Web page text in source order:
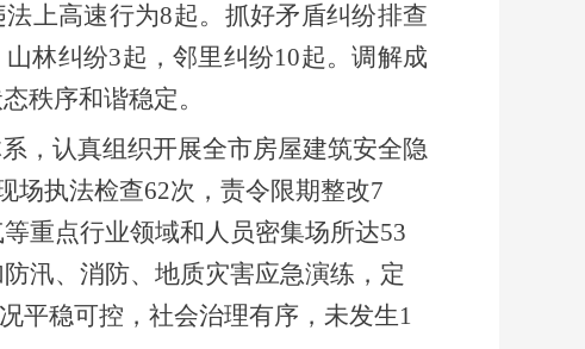
上高速行为8起。 抓好矛盾纠纷排查
林纠纷3起，邻里纠纷10起。调解成
秩序和谐稳定。
，认真组织开展全市房屋建筑安全隐
场执法检查62次，责令限期整改7
重点行业领域和人员密集场所达53
汛、消防、地质灾害应急演练，定
平稳可控，社会治理有序，未发生1